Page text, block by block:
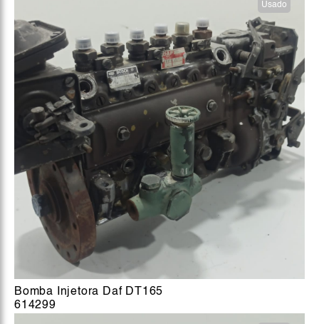
Usado
Bomba Injetora Daf DT165
614299